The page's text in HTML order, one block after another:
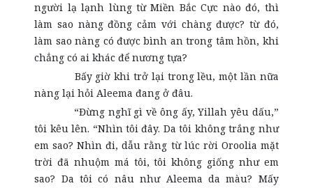
người lạ lạnh lùng từ Miền Bắc Cực nào đó, thì
làm sao nàng đồng cảm với chàng được? từ đó,
làm sao nàng có được bình an trong tâm hồn, khi
chẳng có ai khác để nương tựa?
Bấy giờ khi trở lại trong lều, một lần nữa
nàng lại hỏi Aleema đang ở đâu.
“Đừng nghĩ gì về ông ấy, Yillah yêu dấu,”
tôi kêu lên. “Nhìn tôi đây. Da tôi không trắng như
em sao? Nhìn đi, dẫu rằng từ lúc rời Oroolia mặt
trời đã nhuộm má tôi, tôi không giống như em
sao? Da tôi có nâu như Aleema da màu? Mấy